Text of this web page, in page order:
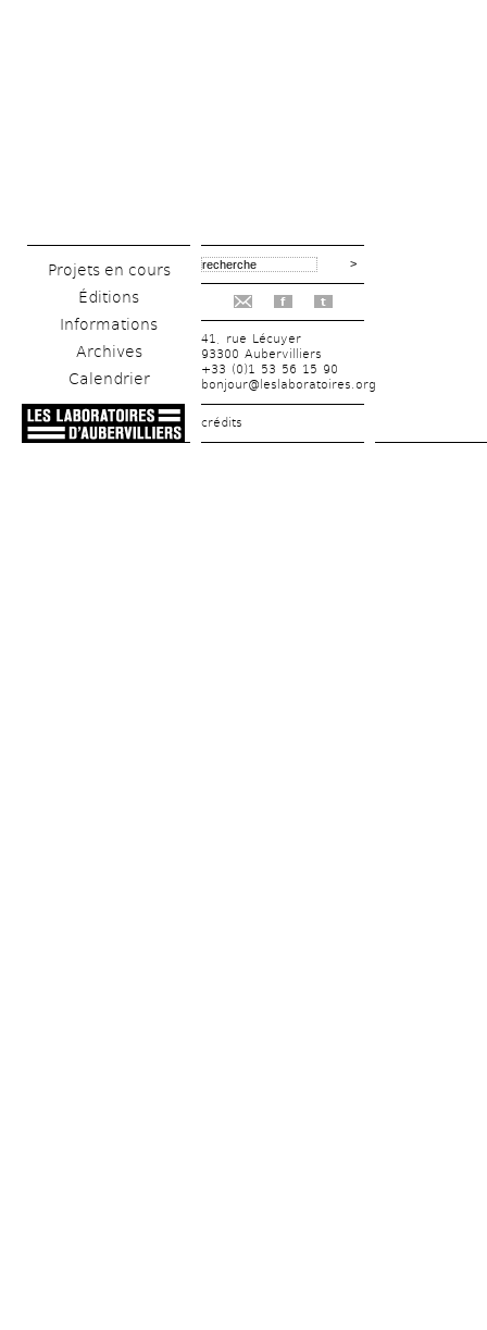
Projets en cours
Éditions
Informations
Archives
Calendrier
f t
41, rue Lécuyer
93300 Aubervilliers
+33 (0)1 53 56 15 90
bonjour@leslaboratoires.org
crédits